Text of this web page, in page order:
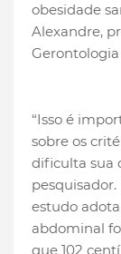
obesidade
Alexandre,
“Isso é
sobre os
dificulta sua
estudo
abdominal
que 102